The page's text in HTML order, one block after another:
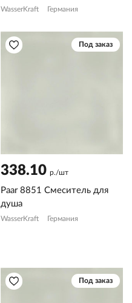
WasserKraft Германия
Под заказ
338.10 р./шт
Paar 8851 Смеситель для
душа
WasserKraft Германия
Под заказ